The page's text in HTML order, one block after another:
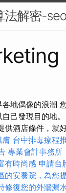
法解密-
地偶像的浪潮
己發現目的地。
供酒店條件，就
膚 台中排毒療程
專業會計事務所
有時尚感 申請台
的安養院，為您
修復您的外牆漏